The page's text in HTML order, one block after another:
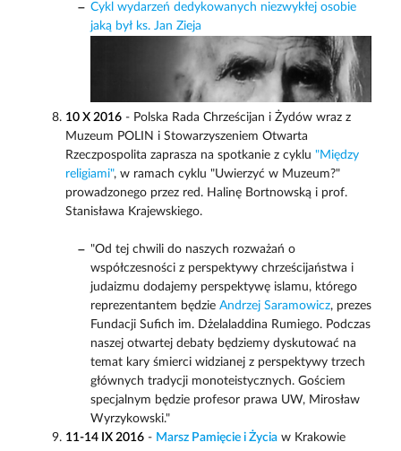
Cykl wydarzeń dedykowanych niezwykłej osobie
jaką był ks. Jan Zieja
10 X 2016- Polska Rada Chrześcijan i Żydów wraz z
Muzeum POLIN i Stowarzyszeniem Otwarta
Rzeczpospolita zaprasza na spotkanie z cyklu "Między
religiami", w ramach cyklu "Uwierzyć w Muzeum?"
prowadzonego przez red. Halinę Bortnowską i prof.
Stanisława Krajewskiego.
"Od tej chwili do naszych rozważań o
współczesności z perspektywy chrześcijaństwa i
judaizmu dodajemy perspektywę islamu, którego
reprezentantem będzie Andrzej Saramowicz, prezes
Fundacji Sufich im. Dżelaladdina Rumiego. Podczas
naszej otwartej debaty będziemy dyskutować na
temat kary śmierci widzianej z perspektywy trzech
głównych tradycji monoteistycznych. Gościem
specjalnym będzie profesor prawa UW, Mirosław
Wyrzykowski."
11-14 IX 2016- Marsz Pamięcie i Życiaw Krakowie